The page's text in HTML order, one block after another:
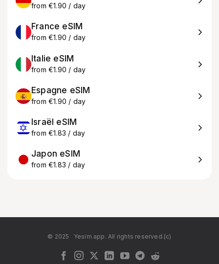
from €1.90 / day
France eSIM
from €1.90 / day
Italie eSIM
from €1.90 / day
Espagne eSIM
from €1.90 / day
Israël eSIM
from €1.83 / day
Japon eSIM
from €1.83 / day
© 2025 Yesim.app. All rights reserved.(c)